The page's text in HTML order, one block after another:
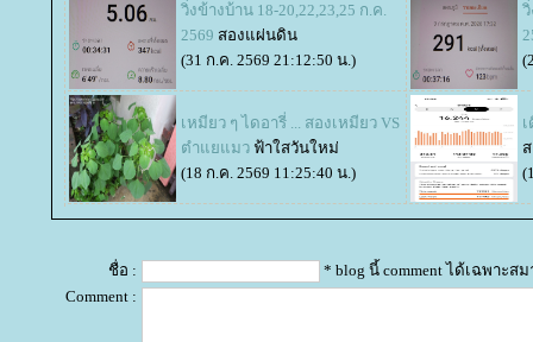
วิ่งข้างบ้าน 18-20,22,23,25 ก.ค.
2569 สองแผ่นดิน
(31 ก.ค. 2569 21:12:50 น.)
เหมียว ๆ ไดอารี่ ... สองเหมียว VS
ตำแยแมว ฟ้าใสวันใหม่
(18 ก.ค. 2569 11:25:40 น.)
ชื่อ :
* blog นี้ comment ได้เฉพาะส
Comment :